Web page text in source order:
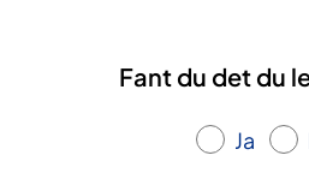
Fant du det du
Ja